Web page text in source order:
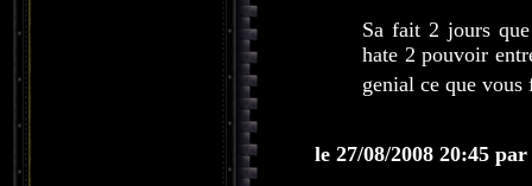
Sa fait 2 jours
hate 2 pouvoir
genial ce que
le 27/08/2008 20:45 par